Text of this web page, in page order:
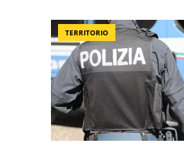
TERRITORIO